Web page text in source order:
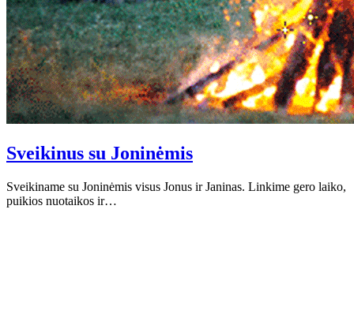
Sveikinus su Joninėmis
Sveikiname su Joninėmis visus Jonus ir Janinas. Linkime gero laiko,
puikios nuotaikos ir…